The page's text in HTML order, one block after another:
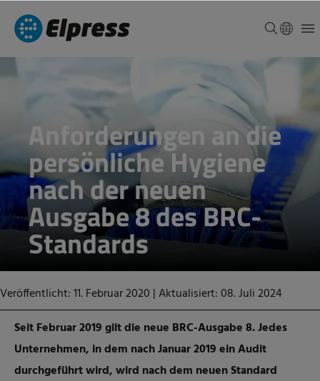
Anforderungen an die
persönliche Hygiene
nach der neuen
Ausgabe 8 des BRC-
Standards
Veröffentlicht: 11. Februar 2020 |Aktualisiert: 08. Juli 2024
Seit Februar 2019 gilt die neue BRC-Ausgabe 8. Jedes
Unternehmen, in dem nach Januar 2019 ein Audit
durchgeführt wird, wird nach dem neuen Standard